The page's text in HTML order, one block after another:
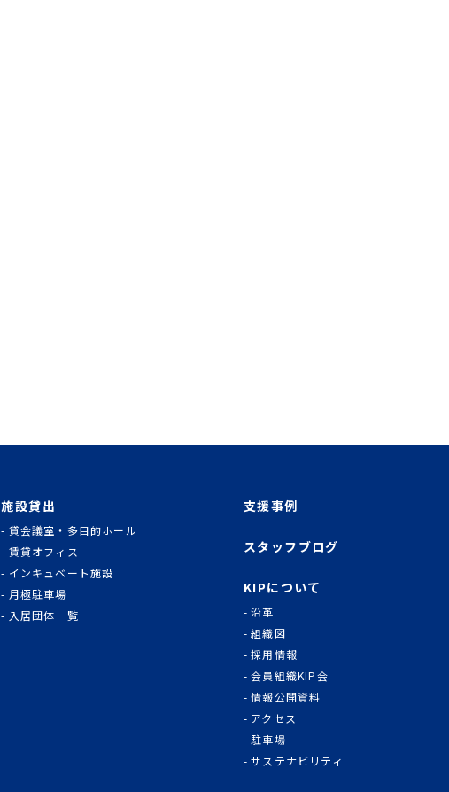
施設貸出
貸会議室・多目的ホール
賃貸オフィス
インキュベート施設
月極駐車場
入居団体一覧
支援事例
スタッフブログ
KIPについて
沿革
組織図
採用情報
会員組織KIP会
情報公開資料
アクセス
駐車場
サステナビリティ